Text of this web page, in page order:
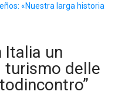
«Nuestra larga historia
Italia un
turismo delle
”